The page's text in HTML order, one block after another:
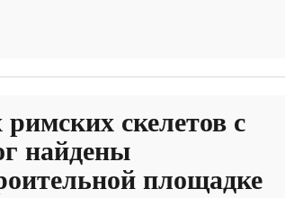
скелетов с
найдены
площадке